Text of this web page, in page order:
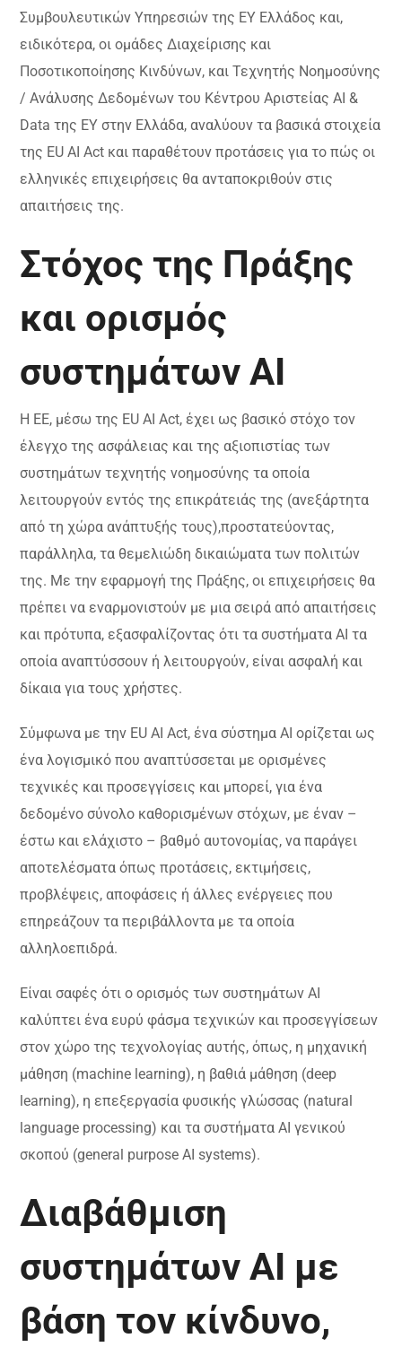
Συμβουλευτικών Υπηρεσιών της EY Ελλάδος και,
ειδικότερα, οι ομάδες Διαχείρισης και
Ποσοτικοποίησης Κινδύνων, και Τεχνητής Νοημοσύνης
/ Ανάλυσης Δεδομένων του Κέντρου Αριστείας AI &
Data της EY στην Ελλάδα, αναλύουν τα βασικά στοιχεία
της EU AI Act και παραθέτουν προτάσεις για το πώς οι
ελληνικές επιχειρήσεις θα ανταποκριθούν στις
απαιτήσεις της.
Στόχος της Πράξης
και ορισμός
συστημάτων AI
Η EE, μέσω της EU AI Act, έχει ως βασικό στόχο τον
έλεγχο της ασφάλειας και της αξιοπιστίας των
συστημάτων τεχνητής νοημοσύνης τα οποία
λειτουργούν εντός της επικράτειάς της (ανεξάρτητα
από τη χώρα ανάπτυξής τους),προστατεύοντας,
παράλληλα, τα θεμελιώδη δικαιώματα των πολιτών
της. Με την εφαρμογή της Πράξης, οι επιχειρήσεις θα
πρέπει να εναρμονιστούν με μια σειρά από απαιτήσεις
και πρότυπα, εξασφαλίζοντας ότι τα συστήματα AI τα
οποία αναπτύσσουν ή λειτουργούν, είναι ασφαλή και
δίκαια για τους χρήστες.
Σύμφωνα με την EU AI Act, ένα σύστημα AI ορίζεται ως
ένα λογισμικό που αναπτύσσεται με ορισμένες
τεχνικές και προσεγγίσεις και μπορεί, για ένα
δεδομένο σύνολο καθορισμένων στόχων, με έναν –
έστω και ελάχιστο – βαθμό αυτονομίας, να παράγει
αποτελέσματα όπως προτάσεις, εκτιμήσεις,
προβλέψεις, αποφάσεις ή άλλες ενέργειες που
επηρεάζουν τα περιβάλλοντα με τα οποία
αλληλοεπιδρά.
Είναι σαφές ότι ο ορισμός των συστημάτων ΑΙ
καλύπτει ένα ευρύ φάσμα τεχνικών και προσεγγίσεων
στον χώρο της τεχνολογίας αυτής, όπως, η μηχανική
μάθηση (machine learning), η βαθιά μάθηση (deep
learning), η επεξεργασία φυσικής γλώσσας (natural
language processing) και τα συστήματα AI γενικού
σκοπού (general purpose ΑΙ systems).
Διαβάθμιση
συστημάτων AI με
βάση τον κίνδυνο,